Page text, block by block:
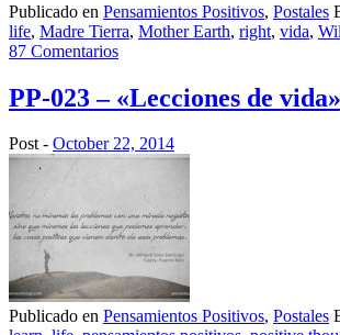
Publicado en Pensamientos Positivos, Postales
life, Madre Tierra, Mother Earth, right, vida,
87 Comentarios
PP-023 – «Lecciones de vida»
Post - October 22, 2014
Publicado en Pensamientos Positivos, Postales